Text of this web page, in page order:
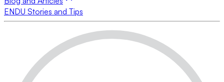
ENDU Stories and Tips